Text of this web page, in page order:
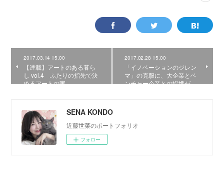
2017.03.14 15:00
【連載】アートのある暮ら
し vol.4 ふたりの指先で決
めるアートの家。
2017.02.28 15:00
「イノベーションのジレン
マ」の克服に、大企業とベ
ンチャー企業との提携が…
SENA KONDO
近藤世菜のポートフォリオ
フォロー